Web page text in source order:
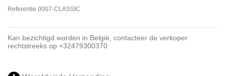
Referentie 0007-CLASSIC
Kan bezichtigd worden in België, contacteer de verkoper
rechtstreeks op +32479300370